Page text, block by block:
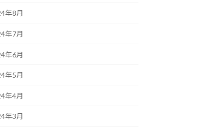
年8月
年7月
年6月
年5月
年4月
年3月